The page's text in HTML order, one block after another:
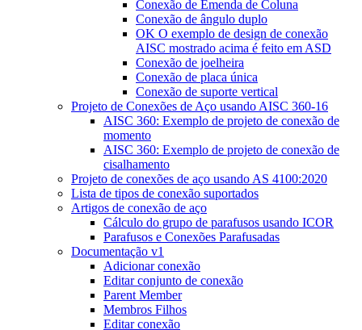
Conexão de Emenda de Coluna
Conexão de ângulo duplo
OK O exemplo de design de conexão
AISC mostrado acima é feito em ASD
Conexão de joelheira
Conexão de placa única
Conexão de suporte vertical
Projeto de Conexões de Aço usando AISC 360-16
AISC 360: Exemplo de projeto de conexão de
momento
AISC 360: Exemplo de projeto de conexão de
cisalhamento
Projeto de conexões de aço usando AS 4100:2020
Lista de tipos de conexão suportados
Artigos de conexão de aço
Cálculo do grupo de parafusos usando ICOR
Parafusos e Conexões Parafusadas
Documentação v1
Adicionar conexão
Editar conjunto de conexão
Parent Member
Membros Filhos
Editar conexão